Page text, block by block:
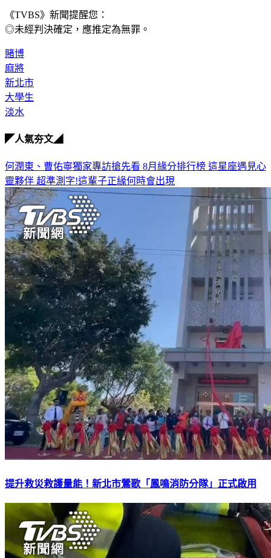
《TVBS》新聞提醒您：
◎未經判決確定，應推定為無罪。
賭博
麻將
新北市
大學生
淡水
◤人氣夯文◢
何潤東、曹佑寧獨家專訪搶先看 8月緣分排行榜 這星座遇見心
靈夥伴 超準測字!這輩子正緣何時會出現
提升救災救護量能！新北市鶯歌「鳳鳴消防分隊」正式啟用